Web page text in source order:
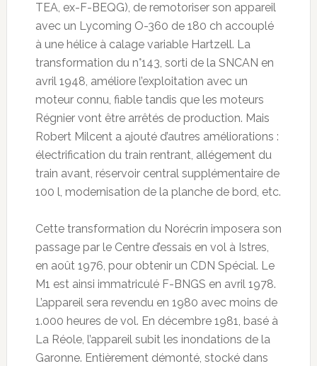
TEA, ex-F-BEQG), de remotoriser son appareil
avec un Lycoming O-360 de 180 ch accouplé
à une hélice à calage variable Hartzell. La
transformation du n°143, sorti de la SNCAN en
avril 1948, améliore l’exploitation avec un
moteur connu, fiable tandis que les moteurs
Régnier vont être arrêtés de production. Mais
Robert Milcent a ajouté d’autres améliorations :
électrification du train rentrant, allégement du
train avant, réservoir central supplémentaire de
100 l, modernisation de la planche de bord, etc.
Cette transformation du Norécrin imposera son
passage par le Centre d’essais en vol à Istres,
en août 1976, pour obtenir un CDN Spécial. Le
M1 est ainsi immatriculé F-BNGS en avril 1978.
L’appareil sera revendu en 1980 avec moins de
1.000 heures de vol. En décembre 1981, basé à
La Réole, l’appareil subit les inondations de la
Garonne. Entièrement démonté, stocké dans